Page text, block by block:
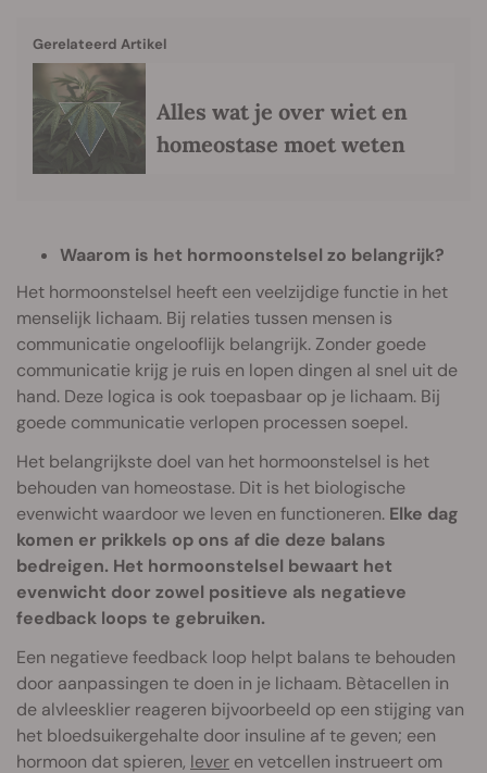
Gerelateerd Artikel
Alles wat je over wiet en
homeostase moet weten
Waarom is het hormoonstelsel zo belangrijk?
Het hormoonstelsel heeft een veelzijdige functie in het
menselijk lichaam. Bij relaties tussen mensen is
communicatie ongelooflijk belangrijk. Zonder goede
communicatie krijg je ruis en lopen dingen al snel uit de
hand. Deze logica is ook toepasbaar op je lichaam. Bij
goede communicatie verlopen processen soepel.
Het belangrijkste doel van het hormoonstelsel is het
behouden van homeostase. Dit is het biologische
evenwicht waardoor we leven en functioneren. Elke dag
komen er prikkels op ons af die deze balans
bedreigen. Het hormoonstelsel bewaart het
evenwicht door zowel positieve als negatieve
feedback loops te gebruiken.
Een negatieve feedback loop helpt balans te behouden
door aanpassingen te doen in je lichaam. Bètacellen in
de alvleesklier reageren bijvoorbeeld op een stijging van
het bloedsuikergehalte door insuline af te geven; een
hormoon dat spieren, lever en vetcellen instrueert om